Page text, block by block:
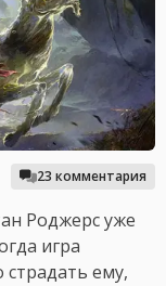
23 комментария
Роджерс уже
игра
ему,